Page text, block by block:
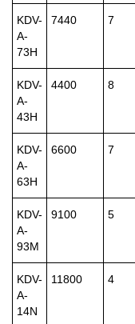
KDV-
A-
73H
7440 7
KDV-
A-
43H
4400 8
KDV-
A-
63H
6600 7
KDV-
A-
93M
9100 5
KDV-
A-
14N
11800 4